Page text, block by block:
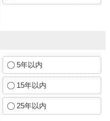
5年以内
15年以内
25年以内